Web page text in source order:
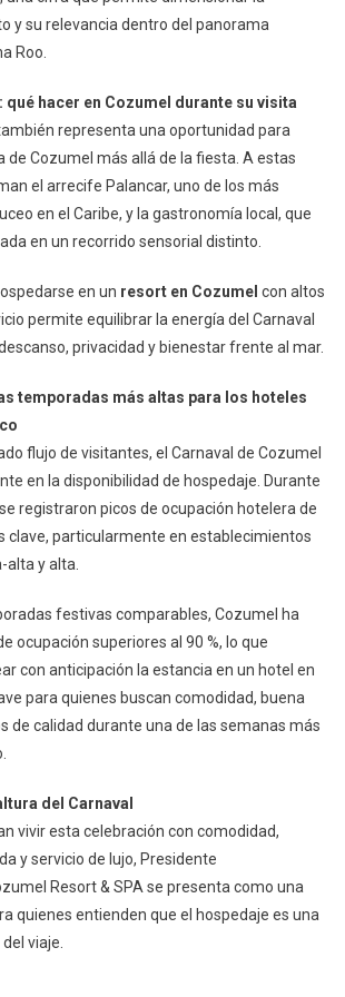
y su relevancia dentro del panorama
Roo.
qué hacer en Cozumel durante su visita
representa una oportunidad para
de Cozumel más allá de la fiesta. A estas
el arrecife Palancar, uno de los más
en el Caribe, y la gastronomía local, que
en un recorrido sensorial distinto.
en un resort en Cozumel con altos
permite equilibrar la energía del Carnaval
privacidad y bienestar frente al mar.
temporadas más altas para los hoteles
flujo de visitantes, el Carnaval de Cozumel
en la disponibilidad de hospedaje. Durante
registraron picos de ocupación hotelera de
clave, particularmente en establecimientos
y alta.
festivas comparables, Cozumel ha
ocupación superiores al 90 %, lo que
con anticipación la estancia en un hotel en
para quienes buscan comodidad, buena
de calidad durante una de las semanas más
del Carnaval
vivir esta celebración con comodidad,
y servicio de lujo, Presidente
Resort & SPA se presenta como una
quienes entienden que el hospedaje es una
viaje.